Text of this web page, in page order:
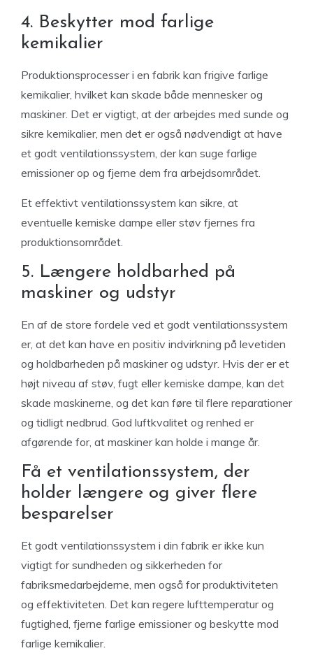
4. Beskytter mod farlige
kemikalier
Produktionsprocesser i en fabrik kan frigive farlige
kemikalier, hvilket kan skade både mennesker og
maskiner. Det er vigtigt, at der arbejdes med sunde og
sikre kemikalier, men det er også nødvendigt at have
et godt ventilationssystem, der kan suge farlige
emissioner op og fjerne dem fra arbejdsområdet.
Et effektivt ventilationssystem kan sikre, at
eventuelle kemiske dampe eller støv fjernes fra
produktionsområdet.
5. Længere holdbarhed på
maskiner og udstyr
En af de store fordele ved et godt ventilationssystem
er, at det kan have en positiv indvirkning på levetiden
og holdbarheden på maskiner og udstyr. Hvis der er et
højt niveau af støv, fugt eller kemiske dampe, kan det
skade maskinerne, og det kan føre til flere reparationer
og tidligt nedbrud. God luftkvalitet og renhed er
afgørende for, at maskiner kan holde i mange år.
Få et ventilationssystem, der
holder længere og giver flere
besparelser
Et godt ventilationssystem i din fabrik er ikke kun
vigtigt for sundheden og sikkerheden for
fabriksmedarbejderne, men også for produktiviteten
og effektiviteten. Det kan regere lufttemperatur og
fugtighed, fjerne farlige emissioner og beskytte mod
farlige kemikalier.